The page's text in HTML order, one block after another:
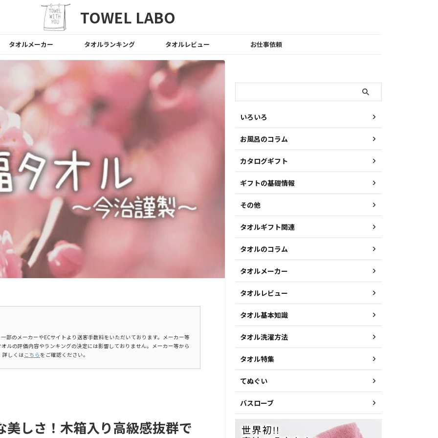
TOWEL LABO
タオルメーカー タオルランキング タオルレビュー お仕事依頼
部のメーカーやECサイトより送客手数料をいただいております。メーカー等
ルの評価内容やランキングの決定には影響しておりません。メーカー等から
詳しくは こちら をご確認ください。
しさ！木箱入り高級感抜群で
いろいろ
お風呂のコラム
カタログギフト
ギフトの基礎情報
その他
タオルギフト関連
タオルのコラム
タオルメーカー
タオルレビュー
タオル基本知識
タオル洗濯方法
タオル特集
てぬぐい
バスローブ